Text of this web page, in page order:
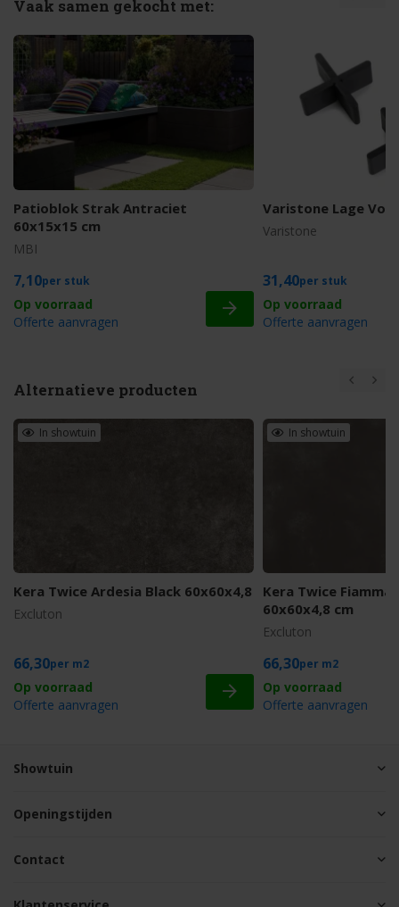
Vaak samen gekocht met:
Patioblok Strak Antraciet
60x15x15 cm
MBI
7,10 stuk
Offerte aanvragen
Varistone Lage
Varistone
31,40 stuk
Offerte aanvragen
Alternatieve producten
In showtuin
Kera Twice Ardesia Black 60x60x4,8
Excluton
66,30 m2
Offerte aanvragen
In showtuin
Kera Twice
60x60x4,8 cm
Excluton
66,30 m2
Offerte aanvragen
Showtuin
Openingstijden
Contact